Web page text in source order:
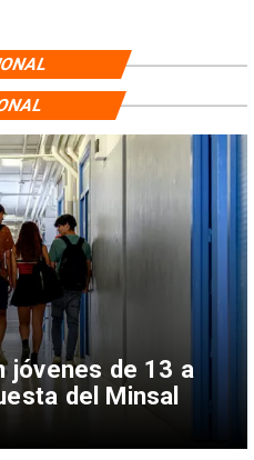
jóvenes de 13 a
del Minsal